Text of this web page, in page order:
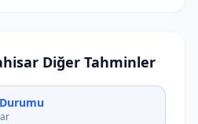
Diğer Tahminler